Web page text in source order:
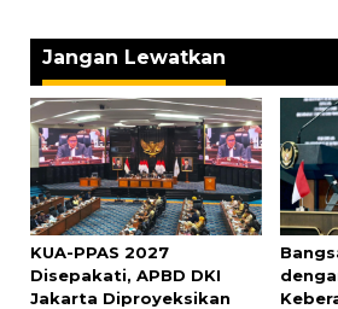
Jangan Lewatkan
KUA-PPAS 2027
Disepakati, APBD DKI
Jakarta Diproyeksikan